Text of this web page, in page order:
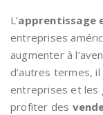
L’apprentissage
entreprises
augmenter à
d’autres termes,
entreprises et les
profiter des